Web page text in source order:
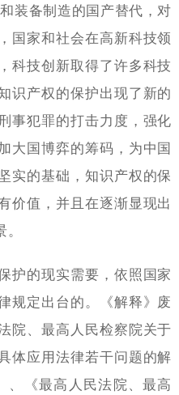
装备制造的国产替代，对
国家和社会在高新科技领
科技创新取得了许多科技
识产权的保护出现了新的
事犯罪的打击力度，强化
大国博弈的筹码，为中国
实的基础，知识产权的保
价值，并且在逐渐显现出
护的现实需要，依照国家
规定出台的。《解释》废
院、最高人民检察院关于
体应用法律若干问题的解
《最高人民法院、最高